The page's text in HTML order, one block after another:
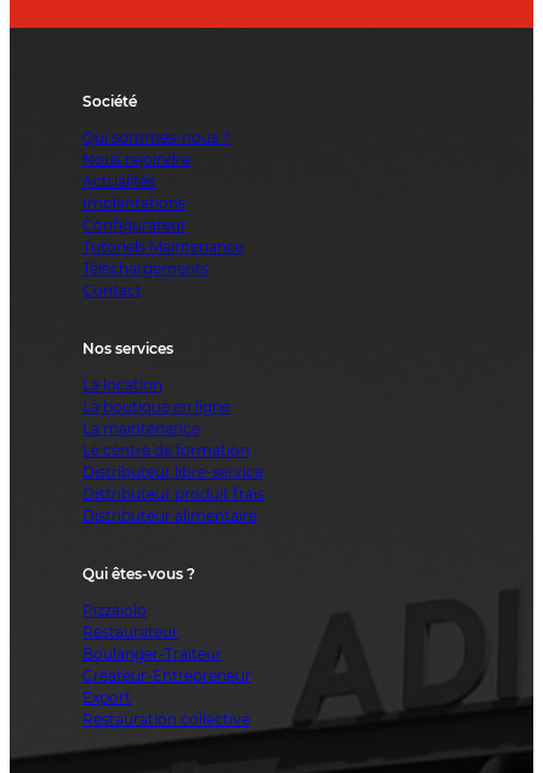
Société
Qui sommes-nous ?
Nous rejoindre
Actualités
Implantations
Configurateur
Tutoriels Maintenance
Téléchargements
Contact
Nos services
La location
La boutique en ligne
La maintenance
Le centre de formation
Distributeur libre-service
Distributeur produit frais
Distributeur alimentaire
Qui êtes-vous ?
Pizzaiolo
Restaurateur
Boulanger-Traiteur
Créateur-Entrepreneur
Export
Restauration collective